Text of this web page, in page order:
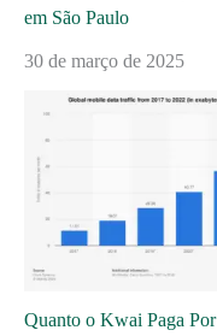
em São Paulo
30 de março de 2025
Quanto o Kwai Paga